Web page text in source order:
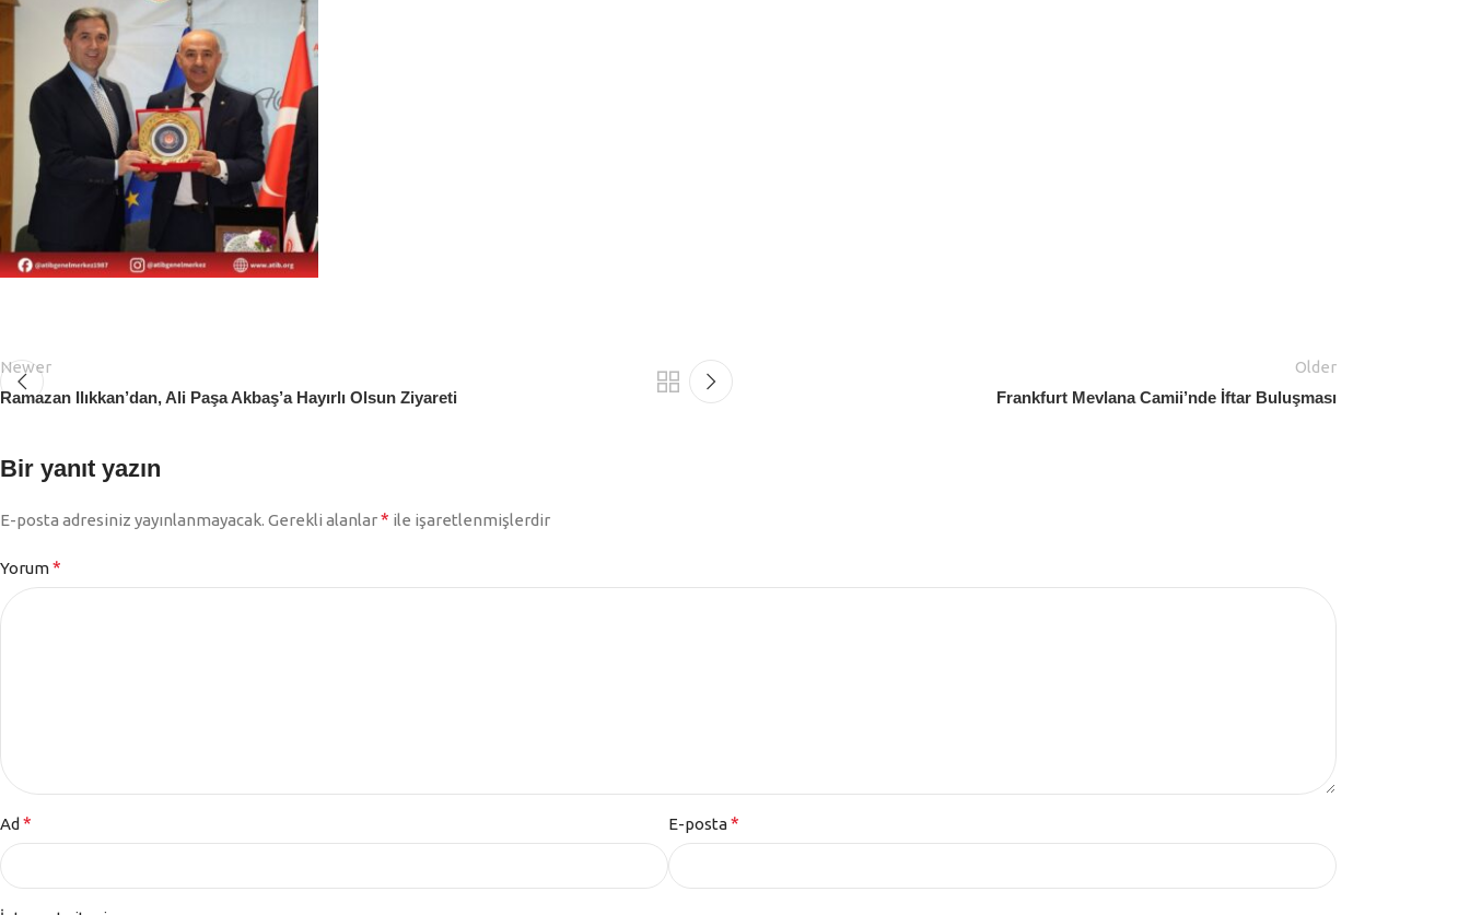
Newer
Ramazan Ilıkkan’dan, Ali Paşa Akbaş’a Hayırlı Olsun Ziyareti
Older
Frankfurt Mevlana Camii’nde İftar Buluşması
Bir yanıt yazın
E-posta adresiniz yayınlanmayacak. Gerekli alanlar* ile işaretlenmişlerdir
Yorum*
Ad * E-posta*